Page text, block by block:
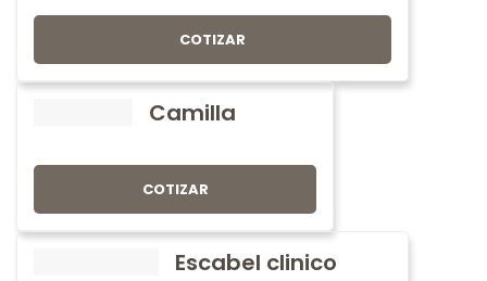
COTIZAR
Camilla
COTIZAR
Escabel clinico